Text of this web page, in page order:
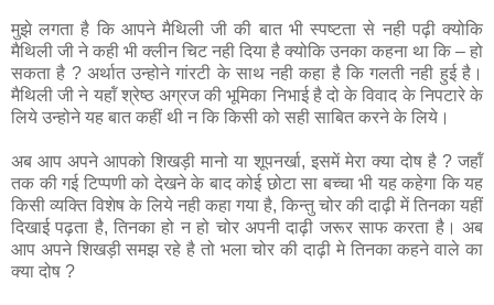
मुझे लगता है कि आपने मैथिली जी की बात भी स्‍पष्‍टता से नही पढ़ी क्‍योकि
मैथिली जी ने कही भी क्लीन चिट नही दिया है क्‍योकि उनका कहना था कि – हो
सकता है ? अर्थात उन्‍होने गांरटी के साथ नही कहा है कि गलती नही हुई है।
मैथिली जी ने यहॉं श्रेष्‍ठ अग्रज की भूमिका निभाई है दो के विवाद के निपटारे के
लिये उन्‍होने यह बात कहीं थी न कि किसी को सही साबित करने के लिये।
अब आप अपने आपको शिखड़ी मानो या शूपनर्खा, इसमें मेरा क्‍या दोष है ? जहॉं
तक की गई टिप्‍पणी को देखने के बाद कोई छोटा सा बच्‍चा भी यह कहेगा कि यह
किसी व्‍यक्ति विशेष के लिये नही कहा गया है, किन्‍तु चोर की दाढ़ी में तिनका यहीं
दिखाई पढ़ता है, तिनका हो न हो चोर अपनी दाढ़ी जरूर साफ करता है। अब
आप अपने शिखड़ी समझ रहे है तो भला चोर की दाढ़ी मे तिनका कहने वाले का
क्‍या दोष ?